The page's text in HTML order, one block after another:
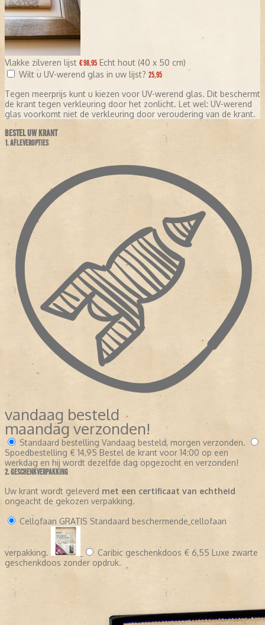
Vlakke zilveren lijst € 98,95 Echt hout (40 x 50 cm)
Wilt u UV-werend glas in uw lijst? 25,95
Tegen meerprijs kunt u kiezen voor UV-werend glas. Dit beschermt
de krant tegen verkleuring door het zonlicht. Let wel: UV-werend
glas voorkomt niet de verkleuring door veroudering van de krant.
BESTEL UW KRANT
1. AFLEVEROPTIES
vandaag besteld
maandag verzonden!
Standaard bestelling Vandaag besteld, morgen verzonden.
Spoedbestelling € 14,95 Bestel de krant voor 14:00 op een
werkdag en hij wordt dezelfde dag opgezocht en verzonden!
2. GESCHENKVERPAKKING
Uw krant wordt geleverd met een certificaat van echtheid
ongeacht de gekozen verpakking.
Cellofaan GRATIS Standaard beschermende cellofaan
verpakking. Caribic geschenkdoos € 6,55 Luxe zwarte
geschenkdoos zonder opdruk.